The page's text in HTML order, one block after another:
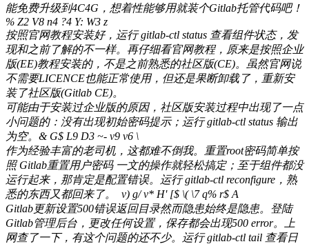
能免费升级到4C4G，想着性能够用就装个Gitlab托管代码吧！
% Z2 V8 n4 ?4 Y: W3 z
按照官网教程安装好，运行 gitlab-ctl status 查看组件状态，发
现和之前了解的不一样。再仔细看官网教程，原来是按照企业
版(EE)教程安装的，不是之前熟悉的社区版(CE)。虽然官网说
不需要LICENCE也能正常使用，但还是果断卸载了，重新安
装了社区版(Gitlab CE)。
可能由于安装过企业版的原因，社区版安装过程中出现了一点
小问题的：没有出现初始密码提示；运行 gitlab-ctl status 输出
为空。 & G$ L9 D3 ~- v9 v6 \
作为经验丰富的老司机，这都难不倒我。重置root密码简单按
照 Gitlab重置用户密码 一文的操作就轻松搞定；至于组件都没
运行起来，那肯定是配置错误。运行 gitlab-ctl reconfigure，熟
悉的东西又都回来了。
v) g/ v* H' [$ \( \7 q% r$ A
Gitlab更新设置500错误返回目录然而隐患始终是隐患。登陆
Gitlab管理后台，更改任何设置，保存都会出现500 error。上
网查了一下，有这个问题的还不少。运行 gitlab-ctl tail 查看日